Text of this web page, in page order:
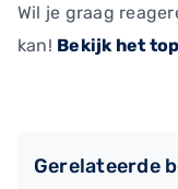
Wil je graag
kan! Bekijk het
Gerelateerde